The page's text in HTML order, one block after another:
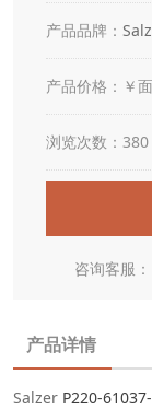
产品品牌：
产品价格：￥
浏览次数：380
咨询客服
产品详情
Salzer P220-